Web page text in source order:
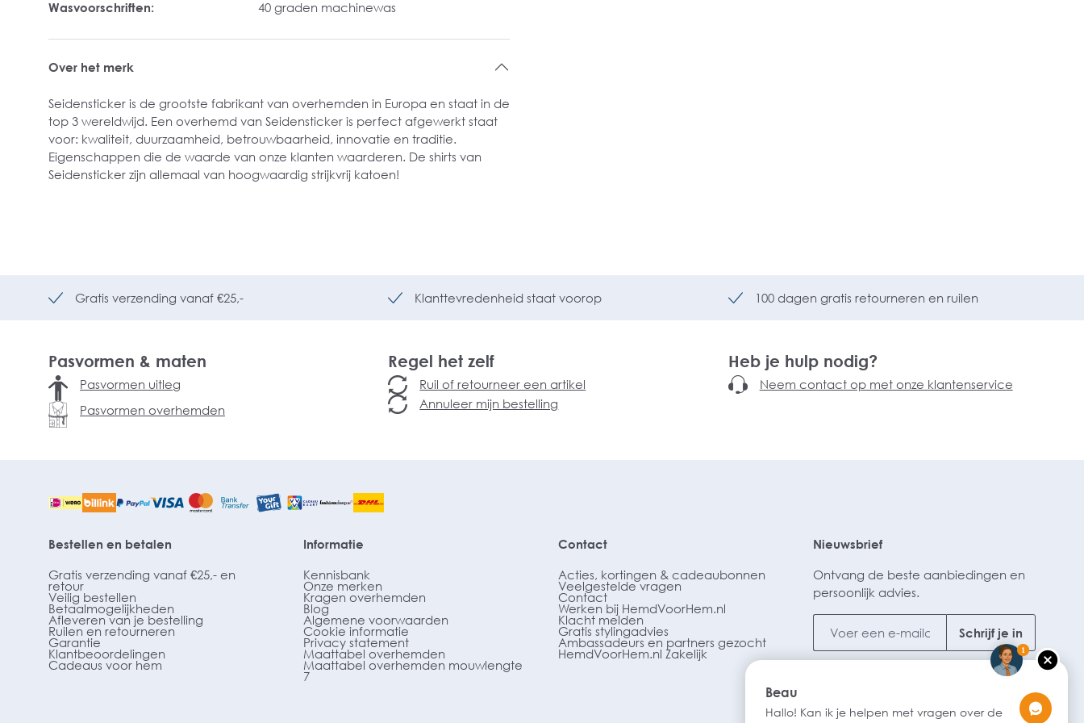
Wasvoorschriften:
40 graden machinewas
Over het merk
Seidensticker is de grootste fabrikant van overhemden in Europa en staat in de
top 3 wereldwijd. Een overhemd van Seidensticker is perfect afgewerkt staat
voor: kwaliteit, duurzaamheid, betrouwbaarheid, innovatie en traditie.
Eigenschappen die de waarde van onze klanten waarderen. De shirts van
Seidensticker zijn allemaal van hoogwaardig strijkvrij katoen!
Gratis verzending vanaf €25,- Klanttevredenheid staat voorop 100 dagen gratis retourneren en ruilen
Pasvormen & maten
Pasvormen uitleg
Pasvormen overhemden
Regel het zelf
Ruil of retourneer een artikel
Annuleer mijn bestelling
Heb je hulp nodig?
Neem contact op met onze klantenservice
Bestellen en betalen
Gratis verzending vanaf €25,- en
retour
Veilig bestellen
Betaalmogelijkheden
Afleveren van je bestelling
Ruilen en retourneren
Garantie
Klantbeoordelingen
Cadeaus voor hem
Informatie
Kennisbank
Onze merken
Kragen overhemden
Blog
Algemene voorwaarden
Cookie informatie
Privacy statement
Maattabel overhemden
Maattabel overhemden mouwlengte
7
Contact
Acties, kortingen & cadeaubonnen
Veelgestelde vragen
Contact
Werken bij HemdVoorHem.nl
Klacht melden
Gratis stylingadvies
Ambassadeurs en partners gezocht
HemdVoorHem.nl Zakelijk
Nieuwsbrief
Ontvang de beste aanbiedingen en
persoonlijk advies.
Schrijf je in
1
Beau
Hallo! Kan ik je helpen met vragen over de